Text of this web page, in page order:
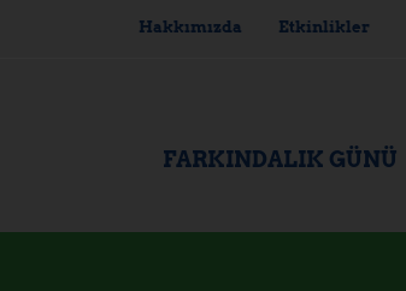
Hakkımızda Etkinlikler
FARKINDALIK GÜNÜ